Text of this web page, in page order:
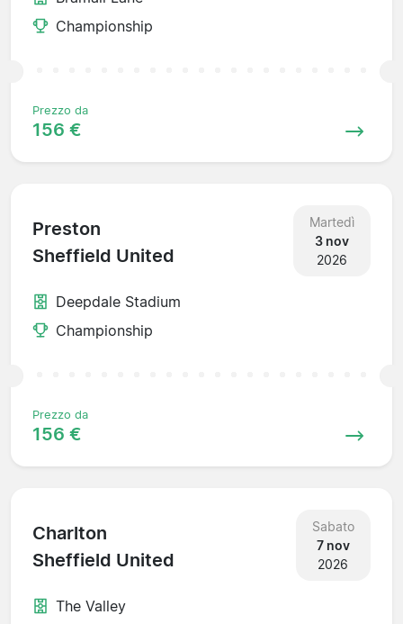
Championship
Prezzo da
156 €
Preston
Sheffield United
Martedì
3 nov
2026
Deepdale Stadium
Championship
Prezzo da
156 €
Charlton
Sheffield United
Sabato
7 nov
2026
The Valley